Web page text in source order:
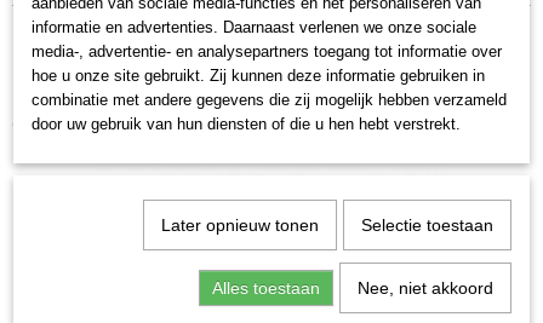
Ook interessant
informatie en advertenties. Daarnaast verlenen we onze sociale
media-, advertentie- en analysepartners toegang tot informatie over
hoe u onze site gebruikt. Zij kunnen deze informatie gebruiken in
combinatie met andere gegevens die zij mogelijk hebben verzameld
door uw gebruik van hun diensten of die u hen hebt verstrekt.
Later opnieuw tonen Selectie toestaan
Alles toestaan Nee, niet akkoord